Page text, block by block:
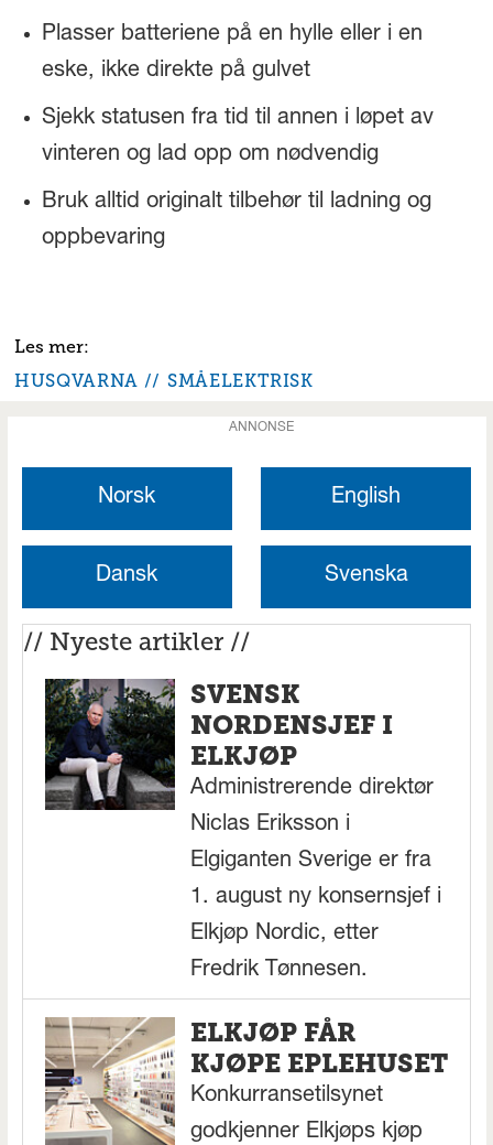
Plasser batteriene på en hylle eller i en
eske, ikke direkte på gulvet
Sjekk statusen fra tid til annen i løpet av
vinteren og lad opp om nødvendig
Bruk alltid originalt tilbehør til ladning og
oppbevaring
HUSQVARNA SMÅELEKTRISK
ANNONSE
Norsk English
Dansk Svenska
// Nyeste artikler //
SVENSK
NORDENSJEF I
ELKJØP
Administrerende direktør
Niclas Eriksson i
Elgiganten Sverige er fra
1. august ny konsernsjef i
Elkjøp Nordic, etter
Fredrik Tønnesen.
ELKJØP FÅR
KJØPE EPLEHUSET
Konkurransetilsynet
godkjenner Elkjøps kjøp